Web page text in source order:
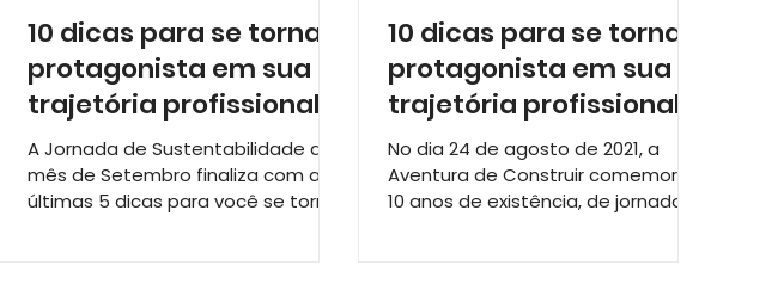
10 dicas para se tornar
protagonista em sua
trajetória profissional
(parte 2)
A Jornada de Sustentabilidade do
mês de Setembro finaliza com as
últimas 5 dicas para você se tornar
10 dicas para se tornar
protagonista em sua
trajetória profissional
(parte 1)
No dia 24 de agosto de 2021, a
Aventura de Construir comemorou
10 anos de existência, de jornada